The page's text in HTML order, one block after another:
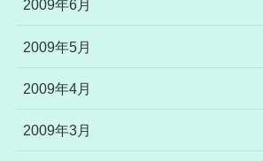
2009年6月
2009年5月
2009年4月
2009年3月